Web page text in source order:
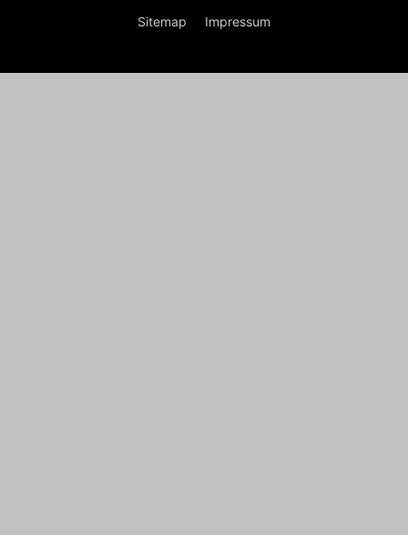
Sitemap Impressum